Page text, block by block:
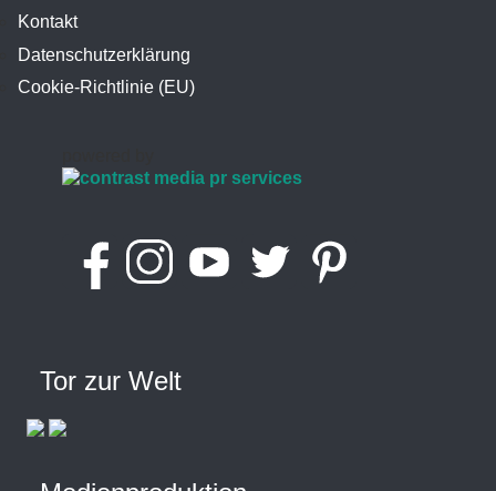
Tor zur Welt
Kontakt
Datenschutzerklärung
Cookie-Richtlinie (EU)